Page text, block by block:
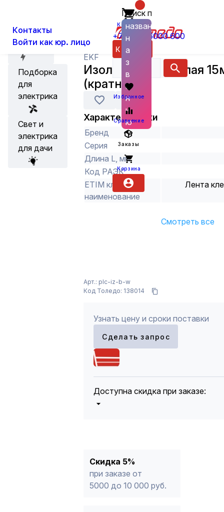
Контакты
Войти как юр. лицо
Корзина
+7 (800) 6000 600
Каталог
Поиск по
названию
н
а
з
в
а
н
и
ю
Избранное
Сравнение
Заказы
Корзина
Акции
Подборка
для
электрика
Свет и
электрика
для дачи
Инструменты, хозтовары и клеи
EKF
Изолента ПВХ белая
(кратно 1)
Характеристики
Бренд
Серия
Длина L, мм
Код РАЭК
ETIM класс
наименование
Лента
Смотреть все
Арт.: plc-iz-b-w
Код Толедо: 138014
Узнать цену и сроки поставки
Сделать запрос
Доступна скидка при заказе:
* -Для заказов, состоящих
продукции, максимальная скидка
Скидка 5%
при заказе от
5000 до 10 000 руб.